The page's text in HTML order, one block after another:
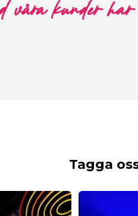
våra kunder
Tagga